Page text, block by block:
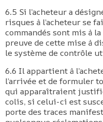
6.5 Si l’acheteur a
risques à l’acheteur se
commandés sont mis à
preuve de cette mise à
le système de contrôle
6.6 Il appartient à
l’arrivée et de formuler
qui apparaîtraient
colis, si celui-ci est
porte des traces